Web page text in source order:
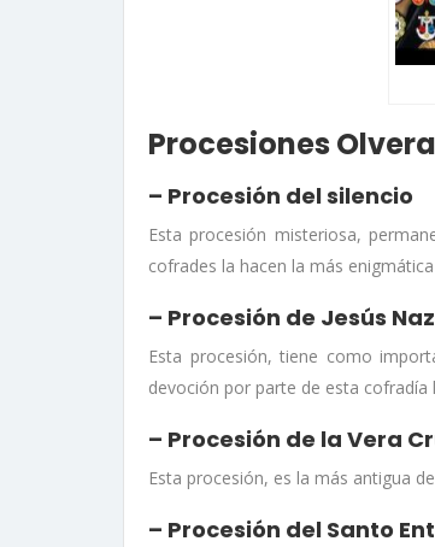
Procesiones
– Procesión del silencio
Esta procesión misteriosa,
cofrades la hacen la más
– Procesión de Jesús
Esta procesión, tiene como
devoción por parte de esta cofradía
– Procesión de la Vera
Esta procesión, es la más antigua
– Procesión del Santo